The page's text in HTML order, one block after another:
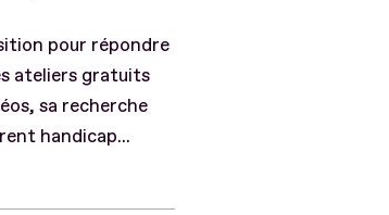
pour répondre
ateliers gratuits
sa recherche
handicap...